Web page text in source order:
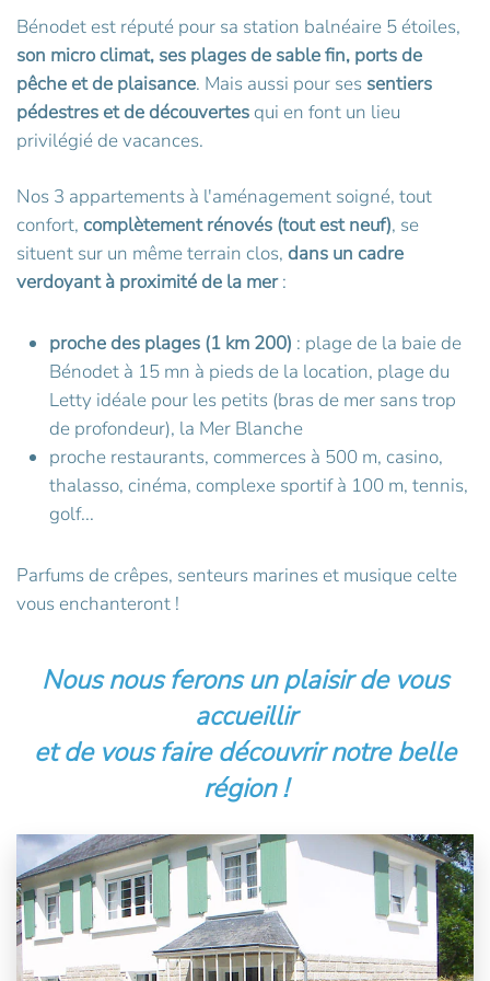
Bénodet est réputé pour sa station balnéaire 5 étoiles,
son micro climat, ses plages de sable fin, ports de
pêche et de plaisance. Mais aussi pour ses sentiers
pédestres et de découvertes qui en font un lieu
privilégié de vacances.
Nos 3 appartements à l'aménagement soigné, tout
confort, complètement rénovés (tout est neuf), se
situent sur un même terrain clos, dans un cadre
verdoyant à proximité de la mer:
proche des plages (1 km 200) : plage de la baie de
Bénodet à 15 mn à pieds de la location, plage du
Letty idéale pour les petits (bras de mer sans trop
de profondeur), la Mer Blanche
proche restaurants, commerces à 500 m, casino,
thalasso, cinéma, complexe sportif à 100 m, tennis,
golf...
Parfums de crêpes, senteurs marines et musique celte
vous enchanteront !
Nous nous ferons un plaisir de vous
accueillir
et de vous faire découvrir notre belle
région !